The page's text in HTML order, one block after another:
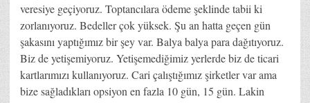
veresiye geçiyoruz. Toptancılara ödeme şeklinde tabii ki
zorlanıyoruz. Bedeller çok yüksek. Şu an hatta geçen gün
şakasını yaptığımız bir şey var. Balya balya para dağıtıyoruz.
Biz de yetişemiyoruz. Yetişemediğimiz yerlerde biz de ticari
kartlarımızı kullanıyoruz. Cari çalıştığımız şirketler var ama
bize sağladıkları opsiyon en fazla 10 gün, 15 gün. Lakin